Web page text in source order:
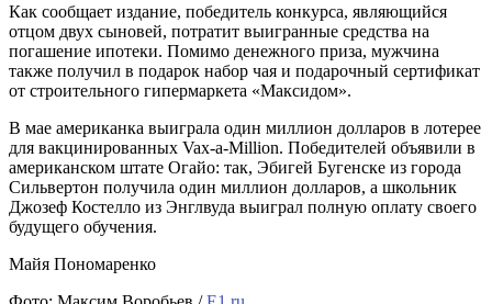
Как сообщает издание, победитель конкурса, являющийся
отцом двух сыновей, потратит выигранные средства на
погашение ипотеки. Помимо денежного приза, мужчина
также получил в подарок набор чая и подарочный сертификат
от строительного гипермаркета «Максидом».
В мае американка выиграла один миллион долларов в лотерее
для вакцинированных Vax-a-Million. Победителей объявили в
американском штате Огайо: так, Эбигей Бугенске из города
Сильвертон получила один миллион долларов, а школьник
Джозеф Костелло из Энглвуда выиграл полную оплату своего
будущего обучения.
Майя Пономаренко